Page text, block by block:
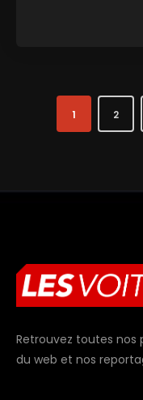
1 2
Retrouvez toutes nos
du web et nos